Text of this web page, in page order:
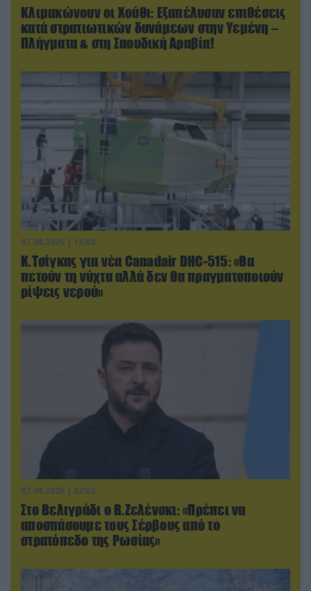
Κλιμακώνουν οι Χούθι: Eξαπέλυσαν επιθέσεις
κατά στρατιωτικών δυνάμεων στην Υεμένη –
Πλήγματα & στη Σαουδική Αραβία!
07.08.2026 | 16:02
Κ.Τσίγκας για νέα Canadair DHC-515: «Θα
πετούν τη νύχτα αλλά δεν θα πραγματοποιούν
ρίψεις νερού»
07.08.2026 | 02:02
Στο Βελιγράδι ο Β.Ζελένσκι: «Πρέπει να
αποσπάσουμε τους Σέρβους από το
στρατόπεδο της Ρωσίας»